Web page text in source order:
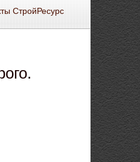
СтройРесурс